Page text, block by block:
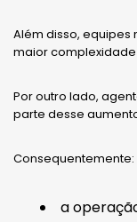
Além disso,
maior
Por outro lado,
parte desse
Consequentemente:
a